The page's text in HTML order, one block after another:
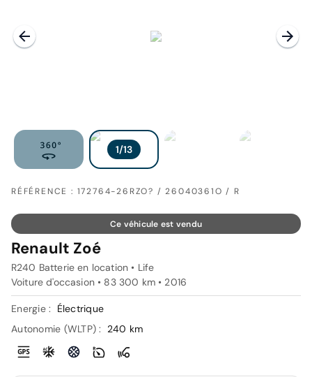
RÉFÉRENCE : 172764-26RZO? / 26040361O / R
Ce véhicule est vendu
Renault Zoé
R240 Batterie en location • Life
Voiture d'occasion • 83 300 km • 2016
Energie :
Électrique
Autonomie (WLTP) :
240 km